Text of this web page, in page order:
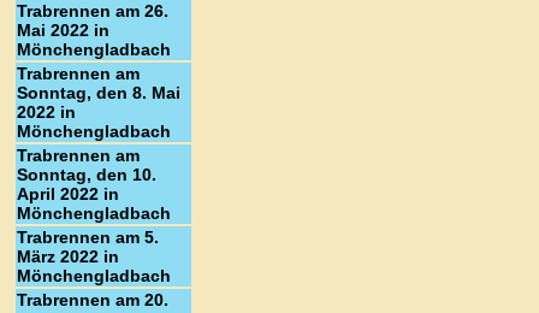
Trabrennen am 26.
Mai 2022 in
Mönchengladbach
Trabrennen am
Sonntag, den 8. Mai
2022 in
Mönchengladbach
Trabrennen am
Sonntag, den 10.
April 2022 in
Mönchengladbach
Trabrennen am 5.
März 2022 in
Mönchengladbach
Trabrennen am 20.